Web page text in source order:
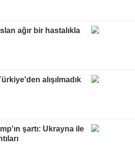
ağır bir hastalıkla
alışılmadık
şartı: Ukrayna ile